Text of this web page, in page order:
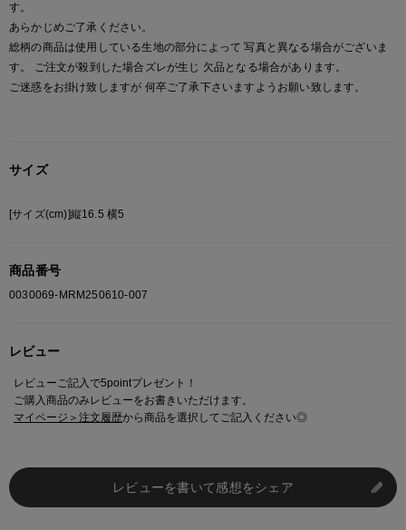
す。
あらかじめご了承ください。
総柄の商品は使用している生地の部分によって 写真と異なる場合がございま
す。 ご注文が殺到した場合ズレが生じ 欠品となる場合があります。
ご迷惑をお掛け致しますが 何卒ご了承下さいますようお願い致します。
サイズ
[サイズ(cm)]縦16.5 横5
商品番号
0030069-MRM250610-007
レビュー
レビューご記入で5pointプレゼント！
ご購入商品のみレビューをお書きいただけます。
マイページ＞注文履歴から商品を選択してご記入ください◎
レビューを書いて感想をシェア